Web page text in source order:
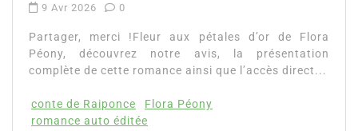
9 Avr 2026 0
Partager, merci !Fleur aux pétales d’or de Flora
Péony, découvrez notre avis, la présentation
complète de cette romance ainsi que l’accès direct...
conte de Raiponce
Flora Péony
romance auto éditée